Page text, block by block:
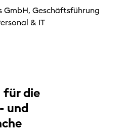
GmbH, Geschäftsführung
& IT
für die
und